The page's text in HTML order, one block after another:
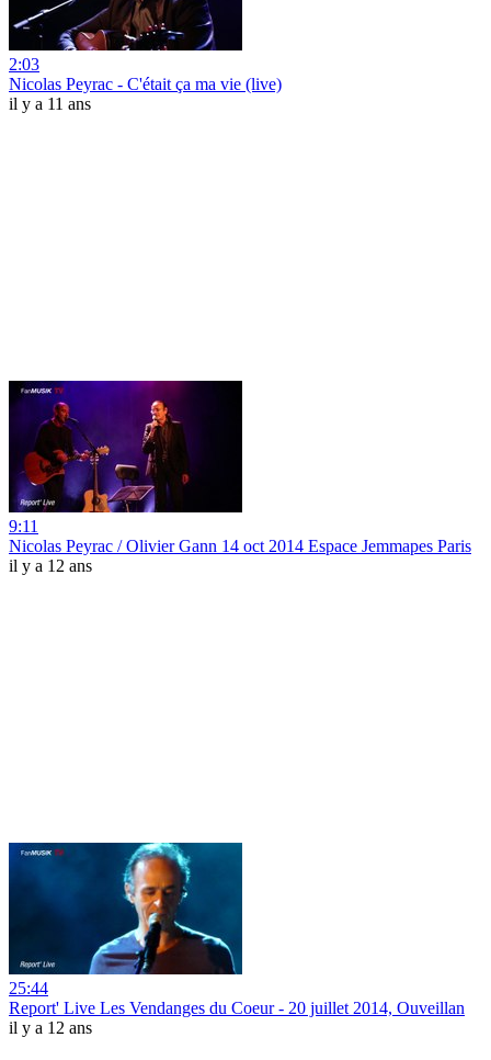
2:03
Nicolas Peyrac - C'était ça ma vie (live)
il y a 11 ans
9:11
Nicolas Peyrac / Olivier Gann 14 oct 2014 Espace Jemmapes Paris
il y a 12 ans
25:44
Report' Live Les Vendanges du Coeur - 20 juillet 2014, Ouveillan
il y a 12 ans